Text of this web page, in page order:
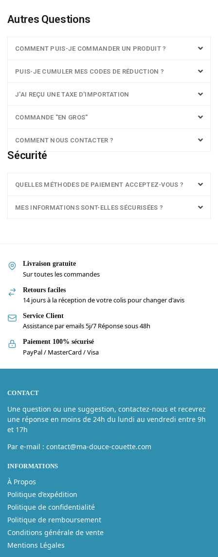
Autres Questions
COMMENT PUIS-JE COMMANDER UN PRODUIT ?
PUIS-JE CUMULER MES CODES DE RÉDUCTION ?
J'AI REÇU UNE TAXE D'IMPORTATION
COMMANDE "EN GROS"
COMMENT NOUS CONTACTER ?
Sécurité
QUELLES MÉTHODES DE PAIEMENT ACCEPTEZ-VOUS ?
MES INFORMATIONS SONT-ELLES SÉCURISÉES ?
Livraison gratuite
Sur toutes les commandes
Retours faciles
14 jours à la réception de votre colis pour changer d'avis
Service Client
Assistance par emails 5j/7 Réponse sous 48h
Paiement 100% sécurisé
PayPal / MasterCard / Visa
CONTACT
Une question ou une suggestion, contactez-nous et recevrez
une réponse en moins de 24h du lundi au vendredi entre 9h
et 17h
Par e-mail : contact@ma-douce-couette.com
INFORMATIONS
À Propos
Politique d’expédition
Politique de confidentialité
Politique de remboursement
Conditions générale de vente
Mentions Légales